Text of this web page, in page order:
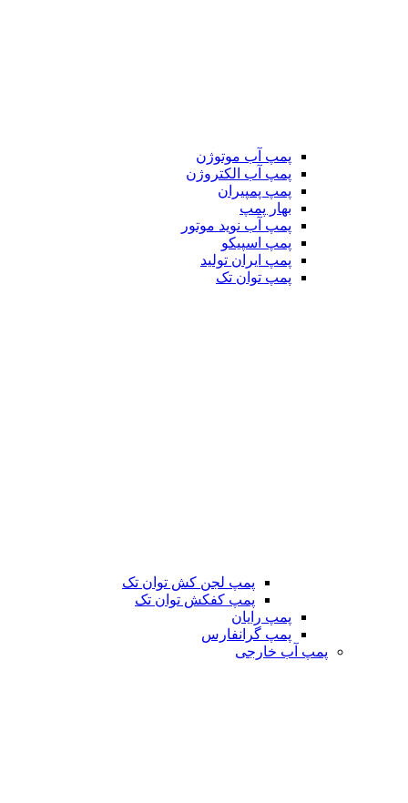
پمپ آب موتوژن
پمپ آب الکتروژن
پمپ پمپیران
بهار پمپ
پمپ آب نوید موتور
پمپ اسپیکو
پمپ ایران تولید
پمپ توان تک
پمپ لجن کش توان تک
پمپ کفکش توان تک
پمپ رایان
پمپ گرانفارس
پمپ آب خارجی